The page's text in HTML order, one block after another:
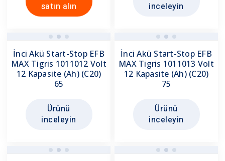
satın alın
inceleyin
İnci Akü Start-Stop EFB
MAX Tigris 1011012 Volt
12 Kapasite (Ah) (C20)
65
Ürünü
inceleyin
İnci Akü Start-Stop EFB
MAX Tigris 1011013 Volt
12 Kapasite (Ah) (C20)
75
Ürünü
inceleyin